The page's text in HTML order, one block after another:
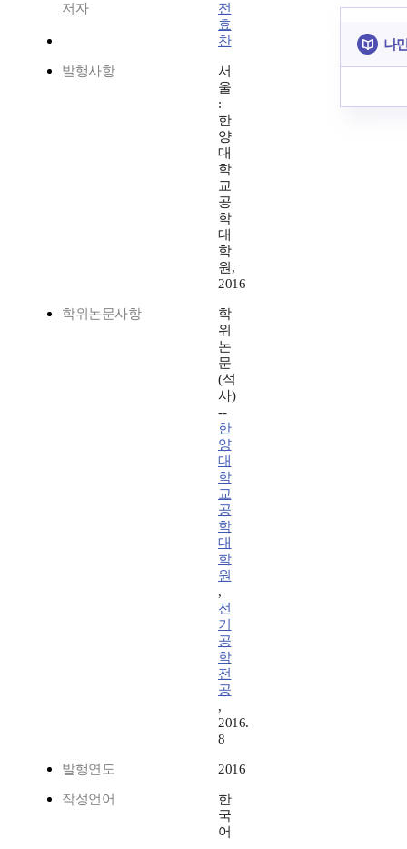
저자
전
효
찬
발행사항
서
울
:
한
양
대
학
교
공
학
대
학
원,
2016
학위논문사항
학
위
논
문
(석
사)
--
한
양
대
학
교
공
학
대
학
원
,
전
기
공
학
전
공
,
2016.
8
발행연도 2016
작성언어
한
국
어
나